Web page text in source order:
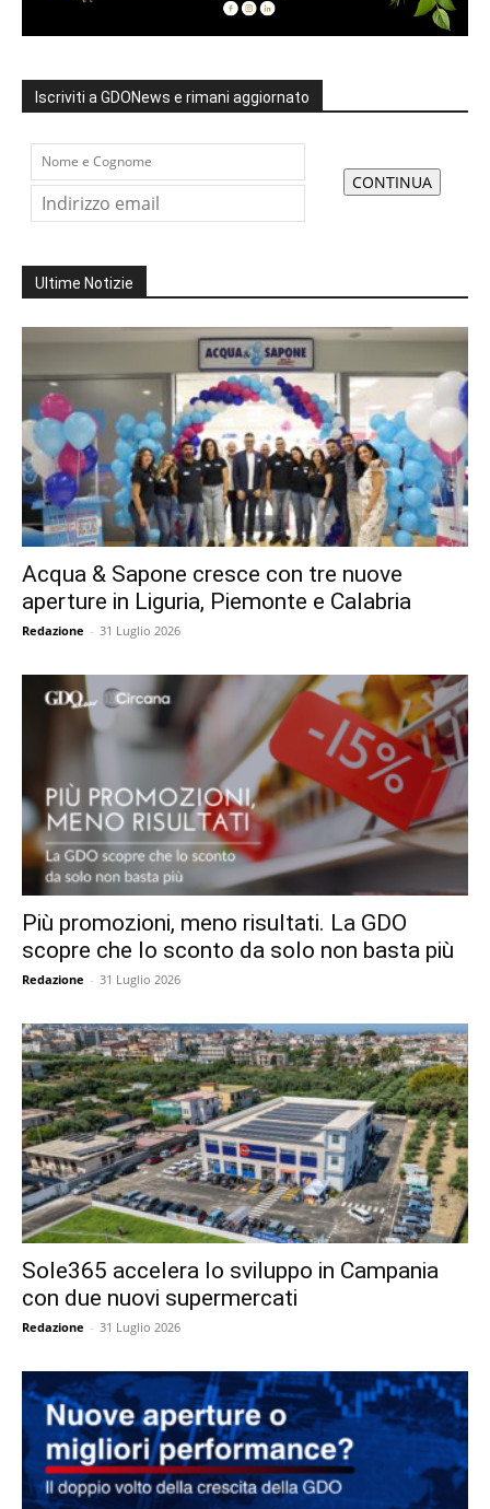
Iscriviti a GDONews e rimani aggiornato
Ultime Notizie
Acqua & Sapone cresce con tre nuove
aperture in Liguria, Piemonte e Calabria
Redazione - 31 Luglio 2026
Più promozioni, meno risultati. La GDO
scopre che lo sconto da solo non basta più
Redazione - 31 Luglio 2026
Sole365 accelera lo sviluppo in Campania
con due nuovi supermercati
Redazione - 31 Luglio 2026